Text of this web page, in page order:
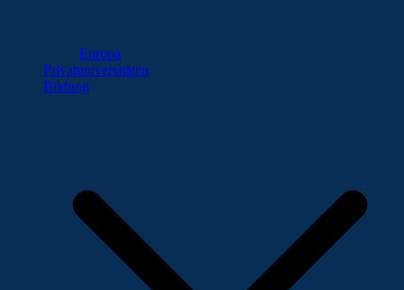
Europa
Privatuniversitäten
Bildung